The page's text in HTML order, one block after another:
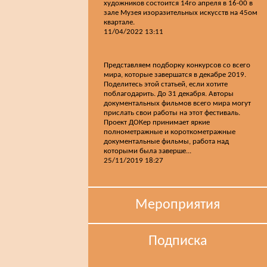
художников состоится 14го апреля в 16-00 в
зале Музея изоразительных искусств на 45ом
квартале.
11/04/2022 13:11
Представляем подборку конкурсов со всего
мира, которые завершатся в декабре 2019.
Поделитесь этой статьей, если хотите
поблагодарить. До 31 декабря. Авторы
документальных фильмов всего мира могут
прислать свои работы на этот фестиваль.
Проект ДОКер принимает яркие
полнометражные и короткометражные
документальные фильмы, работа над
которыми была заверше...
25/11/2019 18:27
Мероприятия
Подписка